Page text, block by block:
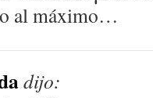
al máximo…
dijo: